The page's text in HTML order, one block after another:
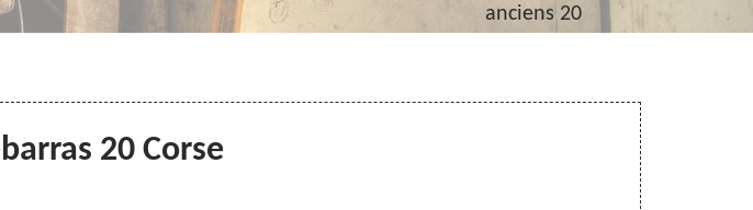
anciens 20
20 Corse